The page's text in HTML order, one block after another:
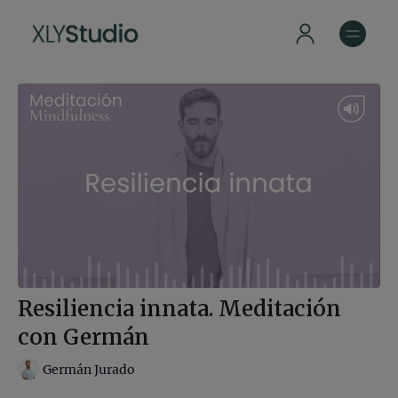
Resiliencia innata. Meditación
con Germán
Germán Jurado